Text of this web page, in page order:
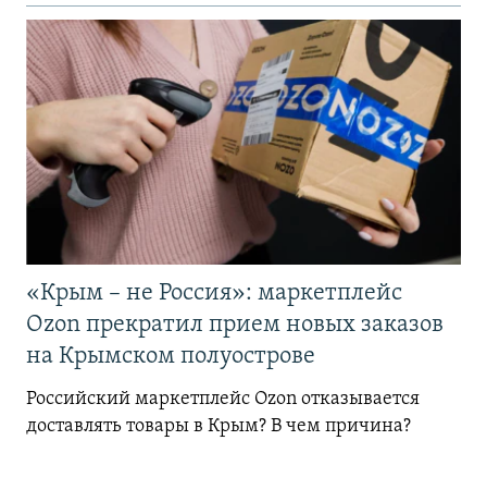
«Крым – не Россия»: маркетплейс
Ozon прекратил прием новых заказов
на Крымском полуострове
Российский маркетплейс Ozon отказывается
доставлять товары в Крым? В чем причина?